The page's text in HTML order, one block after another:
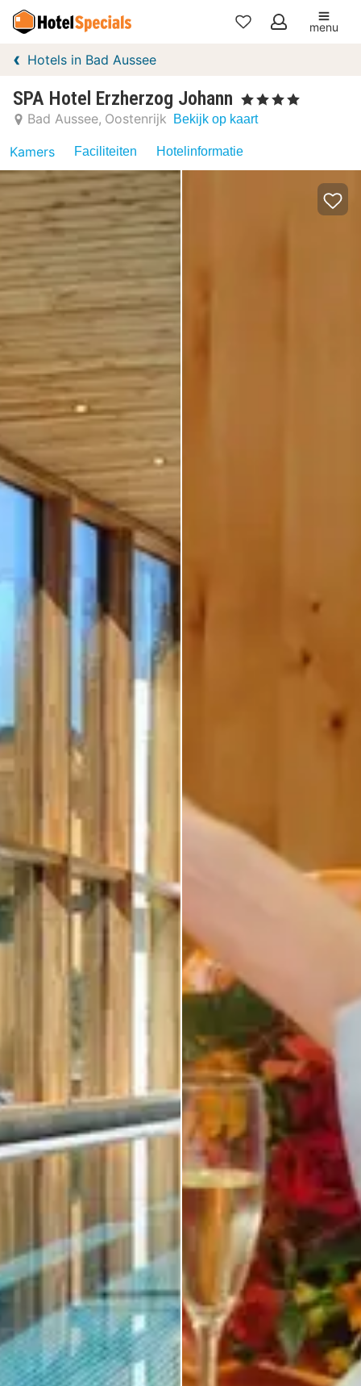
Mijn
menu
Hotels in Bad Aussee
SPA Hotel Erzherzog Johann , 4 Sterren
Bad Aussee Oostenrijk Bekijk op kaart
Kamers Faciliteiten Hotelinformatie